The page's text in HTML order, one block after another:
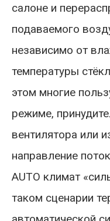
салоне и
подаваемого
независимо от
температуры
этом многие
режиме,
вентилятора или
направление
AUTO климат
таком сценарии